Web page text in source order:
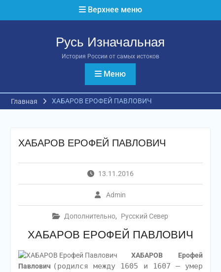
Верхнее меню
Русь Изначальная
История России от самых истоков
Меню
Главная ХАБАРОВ ЕРОФЕЙ ПАВЛОВИЧ
ХАБАРОВ ЕРОФЕЙ ПАВЛОВИЧ
13.11.2016
Admin
Дополнительно, Русский Север
ХАБАРОВ ЕРОФЕЙ ПАВЛОВИЧ
ХАБАРОВ Ерофей
Павлович (родился между 1605 и 1607 – умер